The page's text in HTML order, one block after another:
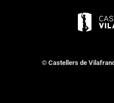
© Castellers de